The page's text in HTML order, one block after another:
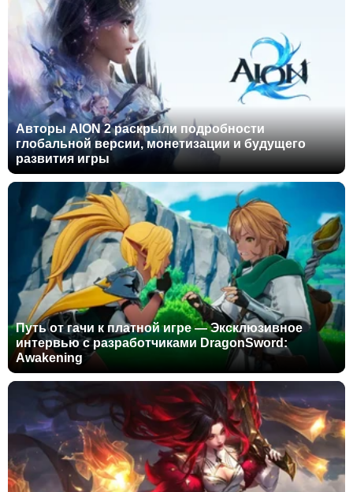
Авторы AION 2 раскрыли подробности
глобальной версии, монетизации и будущего
развития игры
Путь от гачи к платной игре — Эксклюзивное
интервью с разработчиками DragonSword:
Awakening